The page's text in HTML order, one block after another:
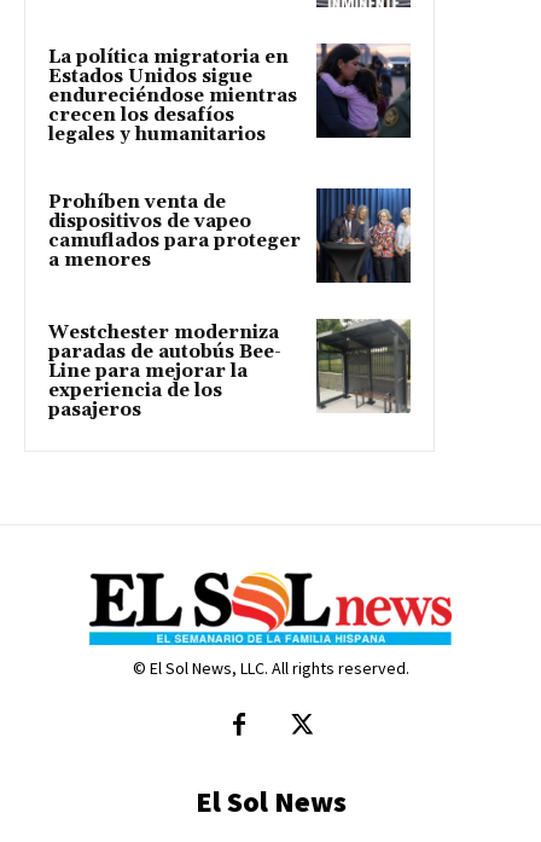
La política migratoria en
Estados Unidos sigue
endureciéndose mientras
crecen los desafíos
legales y humanitarios
Prohíben venta de
dispositivos de vapeo
camuflados para proteger
a menores
Westchester moderniza
paradas de autobús Bee-
Line para mejorar la
experiencia de los
pasajeros
© El Sol News, LLC. All rights reserved.
El Sol News